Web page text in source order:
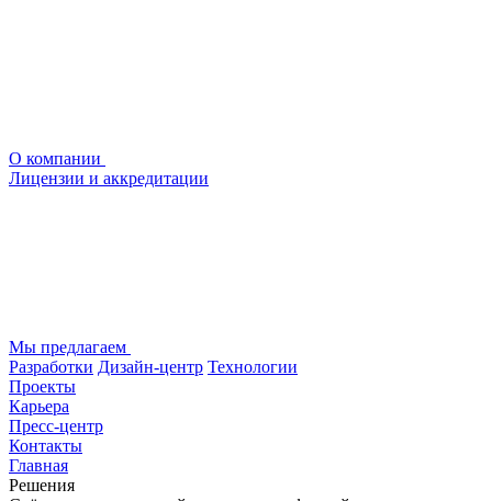
О компании
Лицензии и аккредитации
Мы предлагаем
Разработки Дизайн-центр Технологии
Проекты
Карьера
Пресс-центр
Контакты
Главная
Решения